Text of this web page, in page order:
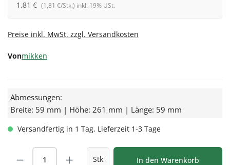
1,81 € (1,81 €/Stk.) inkl. 19% USt.
Preise inkl. MwSt. zzgl. Versandkosten
Vonmikken
Abmessungen:
Breite: 59 mm | Höhe: 261 mm | Länge: 59 mm
Versandfertig in 1 Tag, Lieferzeit 1-3 Tage
Produkt Anzahl: Gib den gewünschten
Stk In den Warenkorb